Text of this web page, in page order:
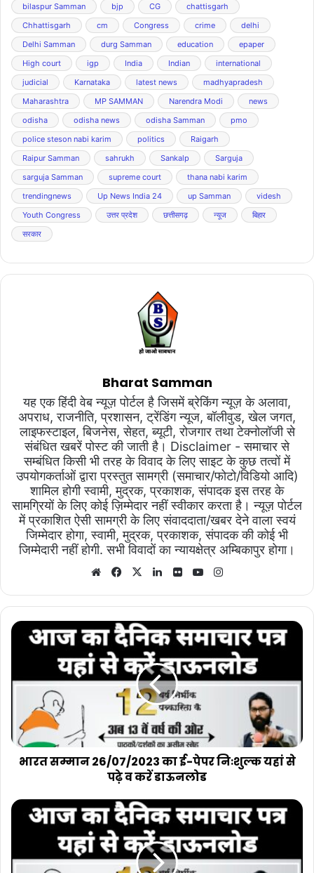
bilaspur Samman
bjp CG
chattisgarh
Chhattisgarh
cm Congress crime
delhi
Delhi Samman
durg Samman education
epaper
High court
igp India Indian
international
judicial
Karnataka latest news
madhyapradesh
Maharashtra
MP SAMMAN Narendra Modi
news
odisha
odisha news odisha Samman
pmo
police steson nabi karim
politics
Raigarh
Raipur Samman
sahrukh Sankalp
Sarguja
sarguja Samman
supreme court
thana nabi karim
trendingnews
Up News India 24 up Samman
videsh
Youth Congress
उत्तर प्रदेश छत्तीसगढ़ न्यूज
बिहार
सरकार
Bharat Samman
यह एक हिंदी वेब न्यूज़ पोर्टल है जिसमें ब्रेकिंग न्यूज़ के अलावा,
अपराध, राजनीति, प्रशासन, ट्रेंडिंग न्यूज, बॉलीवुड, खेल जगत,
लाइफस्टाइल, बिजनेस, सेहत, ब्यूटी, रोजगार तथा टेक्नोलॉजी से
संबंधित खबरें पोस्ट की जाती है। Disclaimer - समाचार से
सम्बंधित किसी भी तरह के विवाद के लिए साइट के कुछ तत्वों में
उपयोगकर्ताओं द्वारा प्रस्तुत सामग्री (समाचार/फोटो/विडियो आदि)
शामिल होगी स्वामी, मुद्रक, प्रकाशक, संपादक इस तरह के
सामग्रियों के लिए कोई ज़िम्मेदार नहीं स्वीकार करता है। न्यूज़ पोर्टल
में प्रकाशित ऐसी सामग्री के लिए संवाददाता/खबर देने वाला स्वयं
जिम्मेदार होगा, स्वामी, मुद्रक, प्रकाशक, संपादक की कोई भी
जिम्मेदारी नहीं होगी. सभी विवादों का न्यायक्षेत्र अम्बिकापुर होगा।
WebsiteFacebook
X LinkedIn
Flickr YouTube
भारत
सम्मान
26/07/2023
ई-
निःशुल्क
यहां
से
पढ़े
डाऊनलोड
भारत सम्मान 26/07/2023 का ई-पेपर निःशुल्क यहां से
पढ़े व करें डाऊनलोड
भारत
सम्मान
28/07/2023
ई-